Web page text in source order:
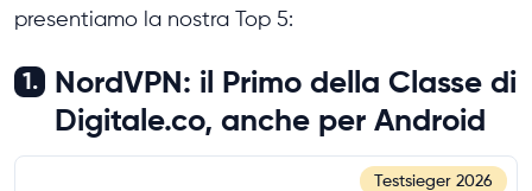
presentiamo la nostra Top 5:
1.
NordVPN: il Primo della Classe di
Digitale.co, anche per Android
Testsieger 2026